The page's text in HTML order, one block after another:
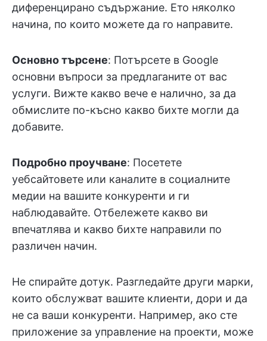
диференцирано съдържание. Ето няколко
начина, по които можете да го направите.
Основно търсене: Потърсете в Google
основни въпроси за предлаганите от вас
услуги. Вижте какво вече е налично, за да
обмислите по-късно какво бихте могли да
добавите.
Подробно проучване: Посетете
уебсайтовете или каналите в социалните
медии на вашите конкуренти и ги
наблюдавайте. Отбележете какво ви
впечатлява и какво бихте направили по
различен начин.
Не спирайте дотук. Разгледайте други марки,
които обслужват вашите клиенти, дори и да
не са ваши конкуренти. Например, ако сте
приложение за управление на проекти, може